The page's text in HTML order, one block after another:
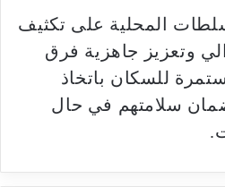
المحلية على تكثيف
وتعزيز جاهزية فرق
للسكان باتخاذ
سلامتهم في حال